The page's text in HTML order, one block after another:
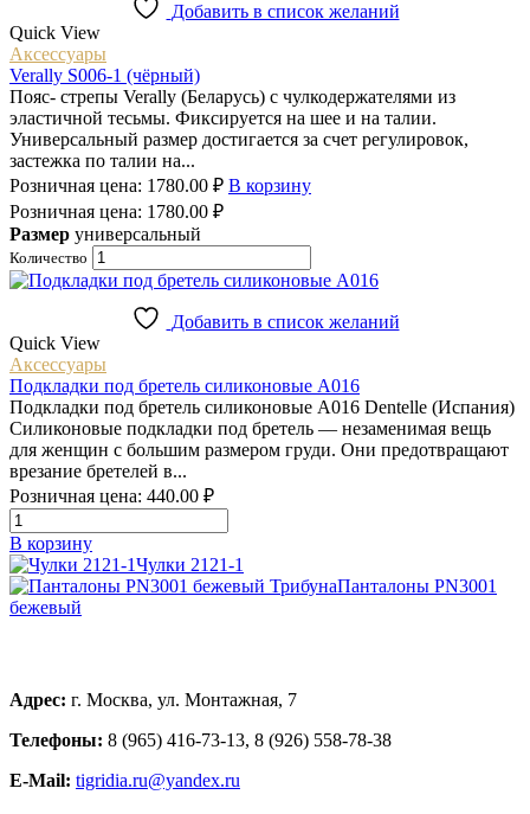
Добавить в список желаний
Quick View
Аксессуары
Verally S006-1 (чёрный)
Пояс- стрепы Verally (Беларусь) с чулкодержателями из
эластичной тесьмы. Фиксируется на шее и на талии.
Универсальный размер достигается за счет регулировок,
застежка по талии на...
Розничная цена: 1780.00 ₽ В корзину
Розничная цена: 1780.00 ₽
Размер универсальный
Количество
Добавить в список желаний
Quick View
Аксессуары
Подкладки под бретель силиконовые A016
Подкладки под бретель силиконовые A016 Dentelle (Испания)
Силиконовые подкладки под бретель — незаменимая вещь
для женщин с большим размером груди. Они предотвращают
врезание бретелей в...
Розничная цена: 440.00 ₽
Количество
товара
Подкладки
под
бретель
В корзину
Чулки 2121-1
Панталоны PN3001
бежевый
Адрес: г. Москва, ул. Монтажная, 7
Телефоны: 8 (965) 416-73-13, 8 (926) 558-78-38
E-Mail: tigridia.ru@yandex.ru